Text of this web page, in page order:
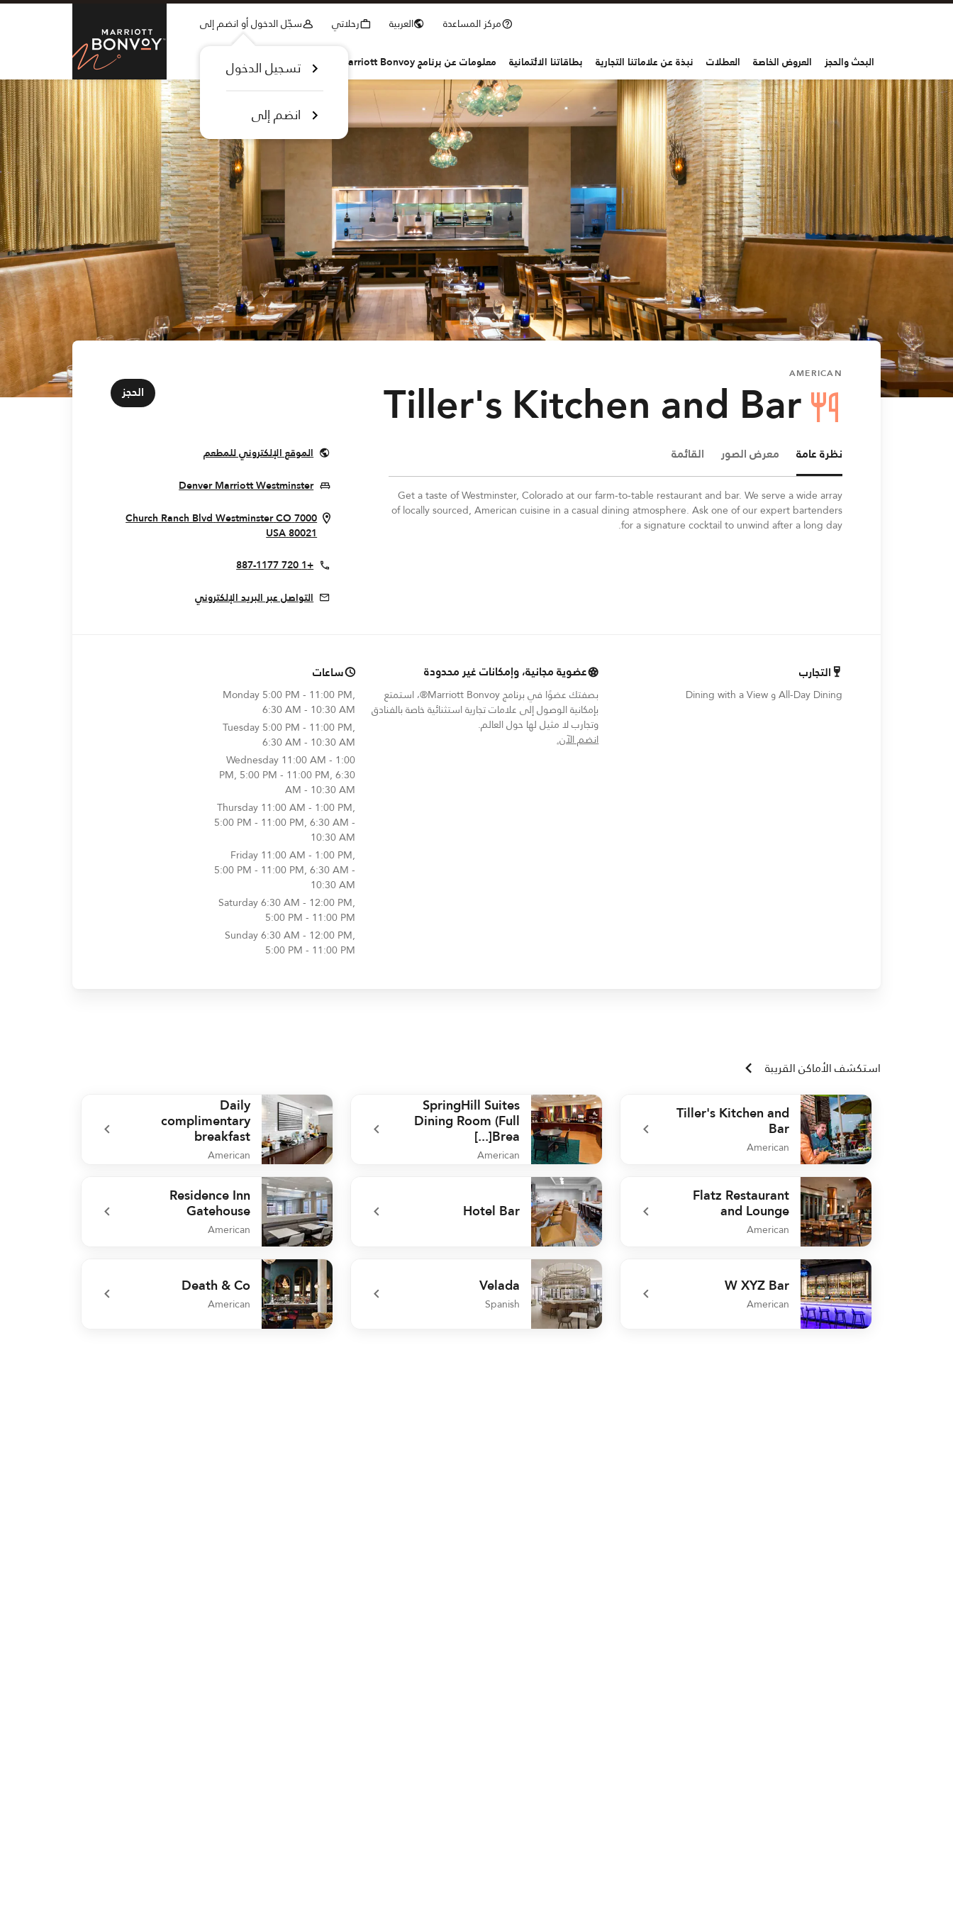
Skip to Content
Bonvoy
مركز المساعدة العربية رحلاتي سجّل الدخول أو انضم إلى
تسجيل الدخول
انضم إلى
البحث والحجز العروض الخاصة العطلات نبذة عن علاماتنا التجارية بطاقاتنا الائتمانية معلومات عن برنامج Marriott Bonvoy
AMERICAN
Tiller's Kitchen and Bar الحجز
نظرة عامة معرض الصور القائمة
Get a taste of Westminster, Colorado at our farm-to-table restaurant and bar. We serve a wide array
of locally sourced, American cuisine in a casual dining atmosphere. Ask one of our expert bartenders
for a signature cocktail to unwind after a long day.
الموقع الإلكتروني للمطعمOpens In New Window
Denver Marriott Westminster
Opens In New Window
7000 Church Ranch Blvd
WestminsterCO
USA80021
Opens In New Window
+1 720 887-1177
التواصل عبر البريد الإلكتروني
التجارب
All-Day Dining و Dining with a View
عضوية مجانية، وإمكانات غير محدودة
بصفتك عضوًا في برنامج Marriott Bonvoy®، استمتع
بإمكانية الوصول إلى علامات تجارية استثنائية خاصة بالفنادق
وتجارب لا مثيل لها حول العالم.
انضم الآن.opens in new window
ساعات
Monday 5:00 PM - 11:00 PM,
6:30 AM - 10:30 AM
Tuesday 5:00 PM - 11:00 PM,
6:30 AM - 10:30 AM
Wednesday 11:00 AM - 1:00
PM, 5:00 PM - 11:00 PM, 6:30
AM - 10:30 AM
Thursday 11:00 AM - 1:00 PM,
5:00 PM - 11:00 PM, 6:30 AM -
10:30 AM
Friday 11:00 AM - 1:00 PM,
5:00 PM - 11:00 PM, 6:30 AM -
10:30 AM
Saturday6:30 AM - 12:00 PM,
5:00 PM - 11:00 PM
Sunday6:30 AM - 12:00 PM,
5:00 PM - 11:00 PM
استكشف الأماكن القريبة
Tiller's Kitchen and
Bar
American
undefined Tiller's Kitchen and Bar
SpringHill Suites
Dining Room (Full
Brea[...]
American
undefined SpringHill Suites Dining Room (Full Brea[...]
Daily
complimentary
breakfast
American
undefined Daily complimentary breakfast
Flatz Restaurant
and Lounge
American
undefined Flatz Restaurant and Lounge
Hotel Bar
undefined Hotel Bar
Residence Inn
Gatehouse
American
undefined Residence Inn Gatehouse
W XYZ Bar
American
Velada
Spanish
Death & Co
American